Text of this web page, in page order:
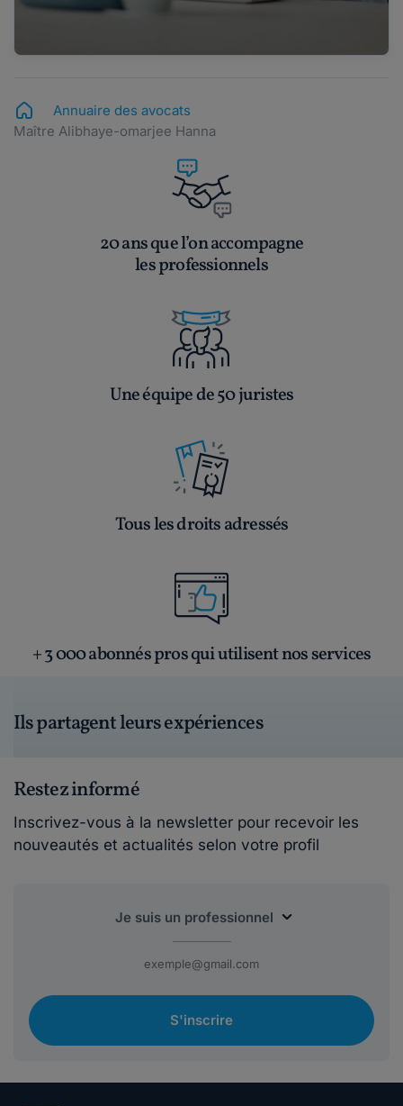
Annuaire des avocats
Maître Alibhaye-omarjee Hanna
20 ans que l’on accompagne
les professionnels
Une équipe de 50 juristes
Tous les droits adressés
+ 3 000 abonnés pros qui utilisent nos services
Ils partagent leurs expériences
Restez informé
Inscrivez-vous à la newsletter pour recevoir les
nouveautés et actualités selon votre profil
S'inscrire